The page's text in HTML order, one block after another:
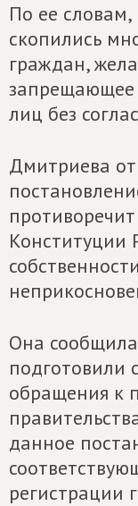
По ее
скопились
граждан,
запрещающее
лиц без
Дмитриева
Конституции
Она
подготовили
обращения к
данное
регистрации